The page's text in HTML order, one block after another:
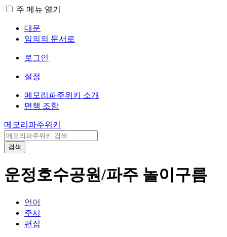
주 메뉴 열기
대문
임의의 문서로
로그인
설정
메모리파주위키 소개
면책 조항
메모리파주위키
검색
운정호수공원/파주 놀이구름
언어
주시
편집